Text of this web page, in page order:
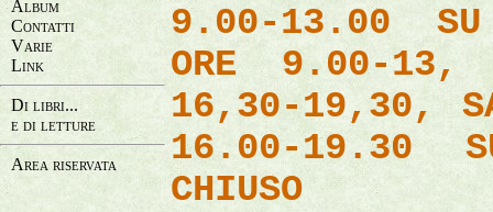
Album
Contatti
Varie
Link
Di libri...
e di letture
Area riservata
9.00-13.00 SU
ORE 9.00-13,
16,30-19,30,
16.00-19.30 SU
CHIUSO